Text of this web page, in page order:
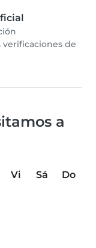
de
a
Vi Sá
Do